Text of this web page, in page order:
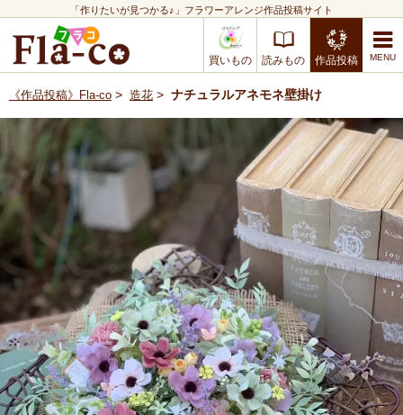
「作りたいが見つかる♪」フラワーアレンジ作品投稿サイト
買いもの 読みもの 作品投稿
《作品投稿》Fla-co > 造花 > ナチュラルアネモネ壁掛け